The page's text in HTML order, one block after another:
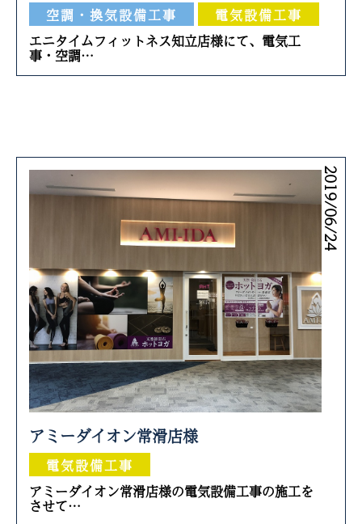
空調・換気設備工事
電気設備工事
エニタイムフィットネス知立店様にて、電気工
事・空調…
2019/06/24
アミーダイオン常滑店様
電気設備工事
アミーダイオン常滑店様の電気設備工事の施工を
させて…